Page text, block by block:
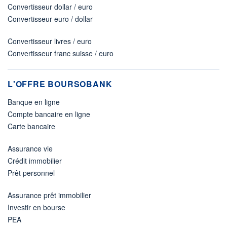
Convertisseur dollar / euro
Convertisseur euro / dollar
Convertisseur livres / euro
Convertisseur franc suisse / euro
L'OFFRE BOURSOBANK
Banque en ligne
Compte bancaire en ligne
Carte bancaire
Assurance vie
Crédit immobilier
Prêt personnel
Assurance prêt immobilier
Investir en bourse
PEA